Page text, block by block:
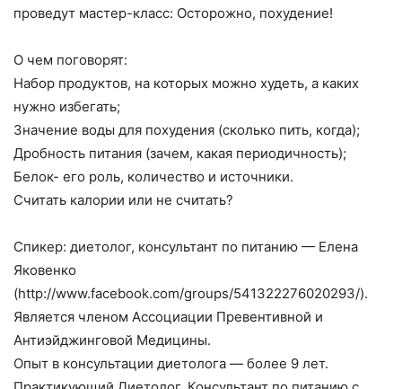
проведут мастер-класс: Осторожно, похудение!
О чем поговорят:
Набор продуктов, на которых можно худеть, а каких
нужно избегать;
Значение воды для похудения (сколько пить, когда);
Дробность питания (зачем, какая периодичность);
Белок- его роль, количество и источники.
Считать калории или не считать?
Спикер: диетолог, консультант по питанию — Елена
Яковенко
(http://www.facebook.com/groups/541322276020293/).
Является членом Ассоциации Превентивной и
Антиэйджинговой Медицины.
Опыт в консультации диетолога — более 9 лет.